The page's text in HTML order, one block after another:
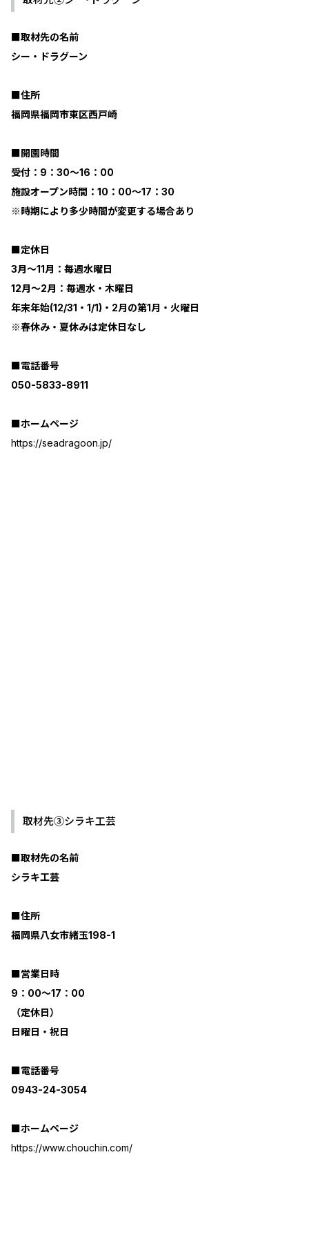
■取材先の名前
シー・ドラグーン
■住所
福岡県福岡市東区西戸崎
■開園時間
受付：9：30～16：00
施設オープン時間：10：00～17：30
※時期により多少時間が変更する場合あり
■定休日
3月～11月：毎週水曜日
12月～2月：毎週水・木曜日
年末年始(12/31・1/1)・2月の第1月・火曜日
※春休み・夏休みは定休日なし
■電話番号
050-5833-8911
■ホームページ
https://seadragoon.jp/
取材先➂シラキ工芸
■取材先の名前
シラキ工芸
■住所
福岡県八女市緒玉198-1
■営業日時
9：00～17：00
（定休日）
日曜日・祝日
■電話番号
0943-24-3054
■ホームページ
https://www.chouchin.com/